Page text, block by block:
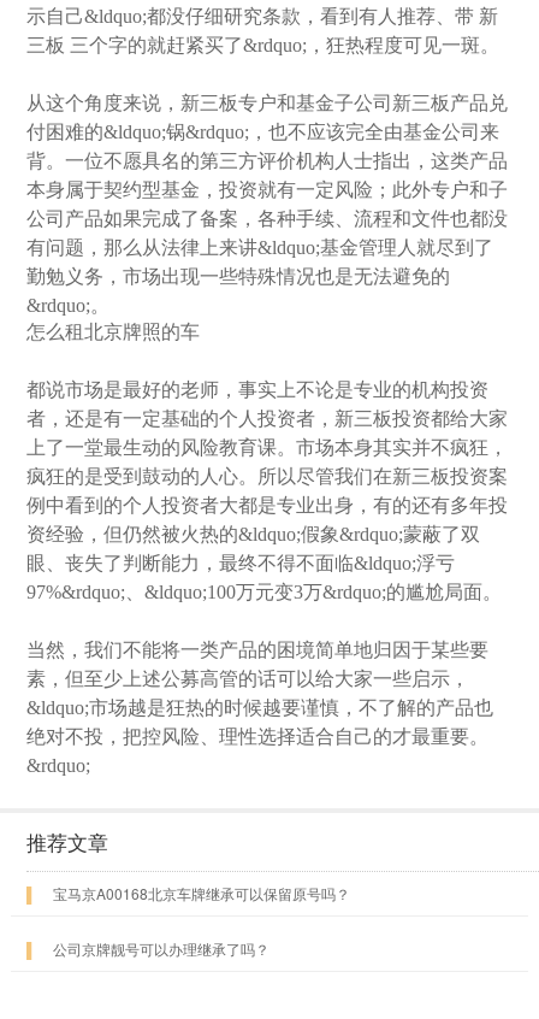
示自己&ldquo;都没仔细研究条款，看到有人推荐、带 新
三板 三个字的就赶紧买了&rdquo;，狂热程度可见一斑。
从这个角度来说，新三板专户和基金子公司新三板产品兑
付困难的&ldquo;锅&rdquo;，也不应该完全由基金公司来
背。一位不愿具名的第三方评价机构人士指出，这类产品
本身属于契约型基金，投资就有一定风险；此外专户和子
公司产品如果完成了备案，各种手续、流程和文件也都没
有问题，那么从法律上来讲&ldquo;基金管理人就尽到了
勤勉义务，市场出现一些特殊情况也是无法避免的
&rdquo;。
怎么租北京牌照的车
都说市场是最好的老师，事实上不论是专业的机构投资
者，还是有一定基础的个人投资者，新三板投资都给大家
上了一堂最生动的风险教育课。市场本身其实并不疯狂，
疯狂的是受到鼓动的人心。所以尽管我们在新三板投资案
例中看到的个人投资者大都是专业出身，有的还有多年投
资经验，但仍然被火热的&ldquo;假象&rdquo;蒙蔽了双
眼、丧失了判断能力，最终不得不面临&ldquo;浮亏
97%&rdquo;、&ldquo;100万元变3万&rdquo;的尴尬局面。
当然，我们不能将一类产品的困境简单地归因于某些要
素，但至少上述公募高管的话可以给大家一些启示，
&ldquo;市场越是狂热的时候越要谨慎，不了解的产品也
绝对不投，把控风险、理性选择适合自己的才最重要。
&rdquo;
推荐文章
▌ 宝马京A00168北京车牌继承可以保留原号吗？
▌ 公司京牌靓号可以办理继承了吗？